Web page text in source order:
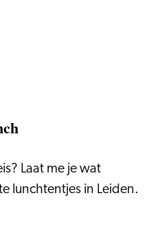
Laat me je wat
lunchtentjes in Leiden.